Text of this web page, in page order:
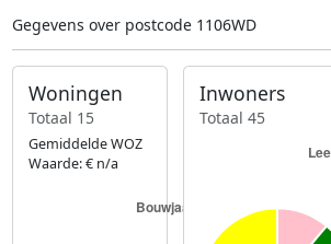
Gegevens over postcode 1106WD
Woningen
Totaal 15
Gemiddelde WOZ
Waarde: € n/a
Inwoners
Totaal 45